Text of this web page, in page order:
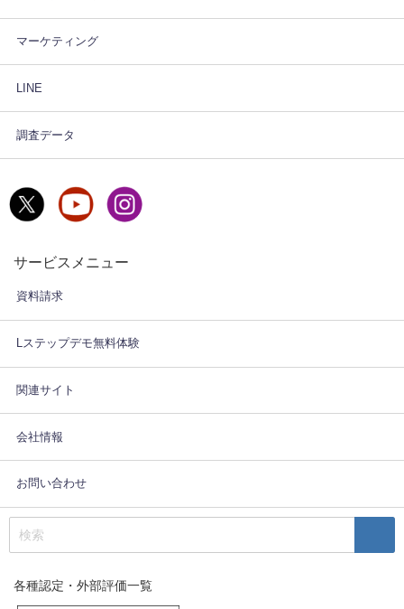
マーケティング
LINE
調査データ
サービスメニュー
資料請求
Lステップデモ無料体験
関連サイト
会社情報
お問い合わせ
各種認定・外部評価一覧